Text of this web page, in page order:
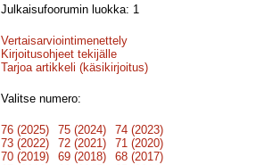
Julkaisufoorumin luokka: 1
Vertaisarviointimenettely
Kirjoitusohjeet tekijälle
Tarjoa artikkeli (käsikirjoitus)
Valitse numero:
76 (2025) 75 (2024)
74 (2023)
73 (2022)
72 (2021)
71 (2020)
70 (2019)
69 (2018)
68 (2017)